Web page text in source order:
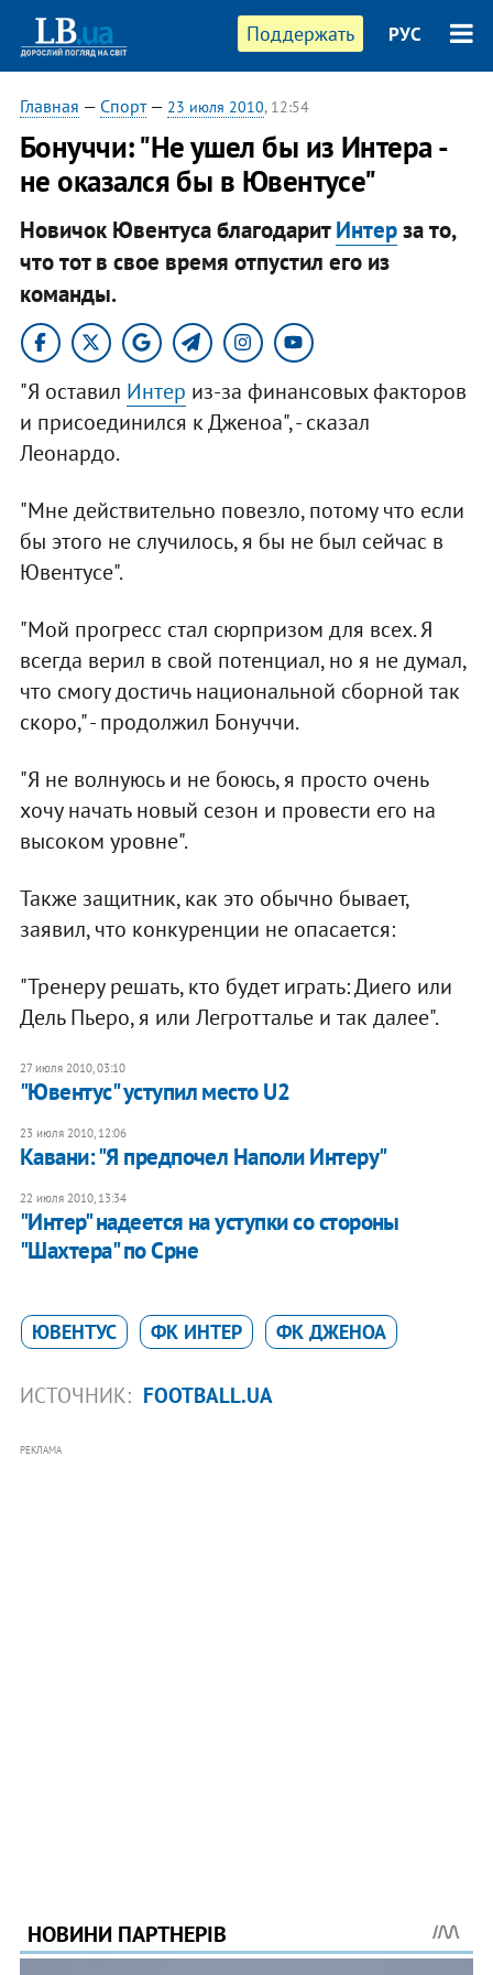
Поддержать РУС
Главная — Спорт— 23 июля 2010, 12:54
Бонуччи: "Не ушел бы из Интера -
не оказался бы в Ювентусе"
Новичок Ювентуса благодаритИнтерза то,
что тот в свое время отпустил его из
команды.
"Я оставил Интер из-за финансовых факторов
и присоединился к Дженоа", - сказал
Леонардо.
"Мне действительно повезло, потому что если
бы этого не случилось, я бы не был сейчас в
Ювентусе".
"Мой прогресс стал сюрпризом для всех. Я
всегда верил в свой потенциал, но я не думал,
что смогу достичь национальной сборной так
скоро," - продолжил Бонуччи.
"Я не волнуюсь и не боюсь, я просто очень
хочу начать новый сезон и провести его на
высоком уровне".
Также защитник, как это обычно бывает,
заявил, что конкуренции не опасается:
"Тренеру решать, кто будет играть: Диего или
Дель Пьеро, я или Легротталье и так далее".
27 июля 2010, 03:10
"Ювентус" уступил место U2
23 июля 2010, 12:06
Кавани: "Я предпочел Наполи Интеру"
22 июля 2010, 13:34
"Интер" надеется на уступки со стороны
"Шахтера" по Срне
ЮВЕНТУС ФК ИНТЕР ФК ДЖЕНОА
ИСТОЧНИК: FOOTBALL.UA
РЕКЛАМА